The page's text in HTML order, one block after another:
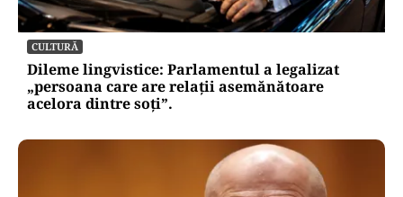
CULTURĂ
Dileme lingvistice: Parlamentul a legalizat
„persoana care are relații asemănătoare
acelora dintre soți”.